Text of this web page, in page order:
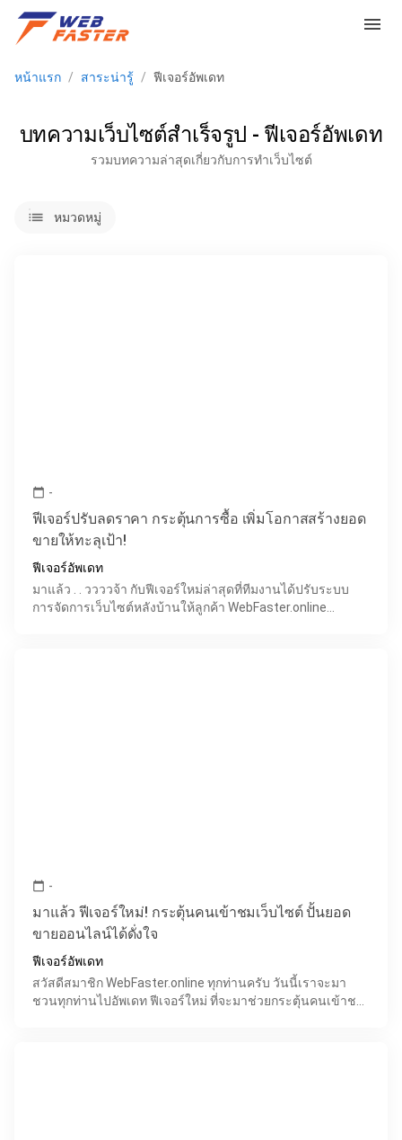
menu
หน้าแรก / สาระน่ารู้ / ฟีเจอร์อัพเดท
บทความเว็บไซต์สำเร็จรูป - ฟีเจอร์อัพเดท
รวมบทความล่าสุดเกี่ยวกับการทำเว็บไซต์
listsหมวดหมู่
calendar_today -
ฟีเจอร์ปรับลดราคา กระตุ้นการซื้อ เพิ่มโอกาสสร้างยอด
ขายให้ทะลุเป้า!
ฟีเจอร์อัพเดท
มาแล้ว .​ . ววววจ้า กับฟีเจอร์ใหม่ล่าสุดที่ทีมงานได้ปรับระบบ
การจัดการเว็บไซต์หลังบ้านให้ลูกค้า WebFaster.online
calendar_today -
มาแล้ว ฟีเจอร์ใหม่! กระตุ้นคนเข้าชมเว็บไซต์ ปั้นยอด
ขายออนไลน์ได้ดั่งใจ
ฟีเจอร์อัพเดท
สวัสดีสมาชิก WebFaster.online ทุกท่านครับ วันนี้เราจะมา
ชวนทุกท่านไปอัพเดท ฟีเจอร์ใหม่ ที่จะมาช่วยกระตุ้นคนเข้าชม